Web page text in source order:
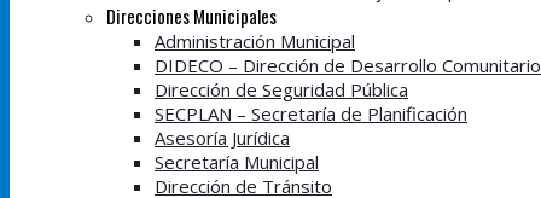
Direcciones Municipales
Administración Municipal
DIDECO – Dirección de Desarrollo Comunitario
Dirección de Seguridad Pública
SECPLAN – Secretaría de Planificación
Asesoría Jurídica
Secretaría Municipal
Dirección de Tránsito